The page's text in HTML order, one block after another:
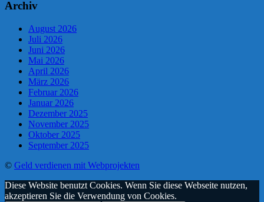
Archiv
August 2026
Juli 2026
Juni 2026
Mai 2026
April 2026
März 2026
Februar 2026
Januar 2026
Dezember 2025
November 2025
Oktober 2025
September 2025
© Geld verdienen mit Webprojekten
Diese Website benutzt Cookies. Wenn Sie diese Webseite nutzen,
akzeptieren Sie die Verwendung von Cookies.